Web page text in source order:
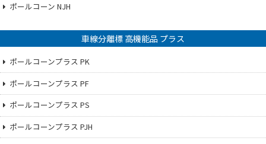
ポールコーン NJH
車線分離標 高機能品 プラス
ポールコーンプラス PK
ポールコーンプラス PF
ポールコーンプラス PS
ポールコーンプラス PJH